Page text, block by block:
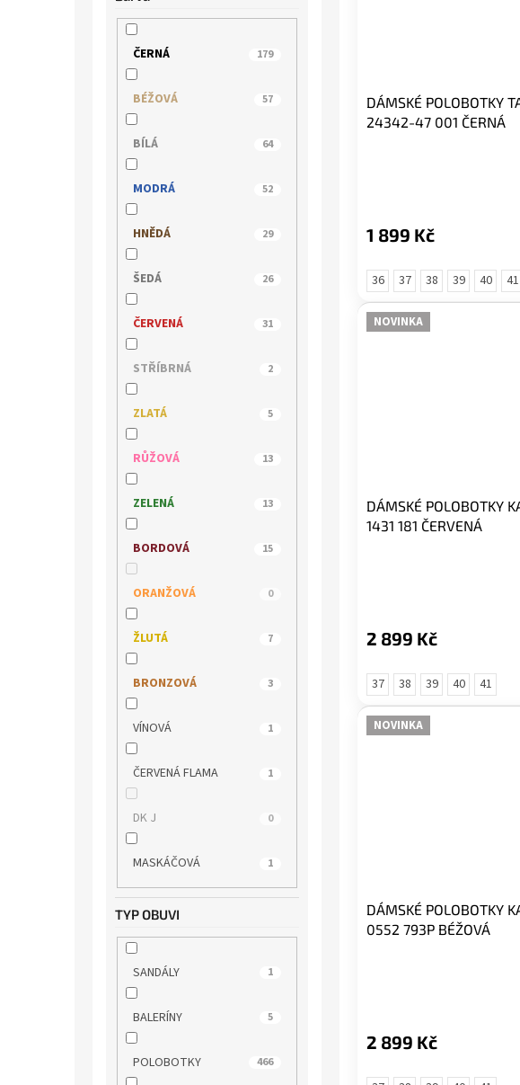
IBERIUS
IMAC
JANA
JOSEF SEIBEL
KACPER
KLOP
MACIEJKA
MARCO TOZZI
PICCADILLY
QUO VADIS
REGARDE LE CIEL
REMONTE
RIEKER
ROCK SPRING
s.OLIVER
TAMARIS
WONDERS 20
ČERNÁ 179
BÉŽOVÁ 57
BÍLÁ 64
MODRÁ 52
HNĚDÁ 29
ŠEDÁ 26
ČERVENÁ 31
STŘÍBRNÁ 2
ZLATÁ 5
RŮŽOVÁ 13
ZELENÁ 13
BORDOVÁ 15
ORANŽOVÁ 0
ŽLUTÁ 7
BRONZOVÁ 3
VÍNOVÁ 1
ČERVENÁ FLAMA 1
DK J 0
MASKÁČOVÁ 1
TYP OBUVI
SANDÁLY 1
BALERÍNY 5
POLOBOTKY 466
DÁMSKÉ POLOBOTKY
24342-47 001 ČERNÁ
1 899 Kč
36 37 38 39 40 41
NOVINKA
DÁMSKÉ POLOBOTKY
1431 181 ČERVENÁ
2 899 Kč
37 38 39 40 41
NOVINKA
DÁMSKÉ POLOBOTKY
0552 793P BÉŽOVÁ
2 899 Kč